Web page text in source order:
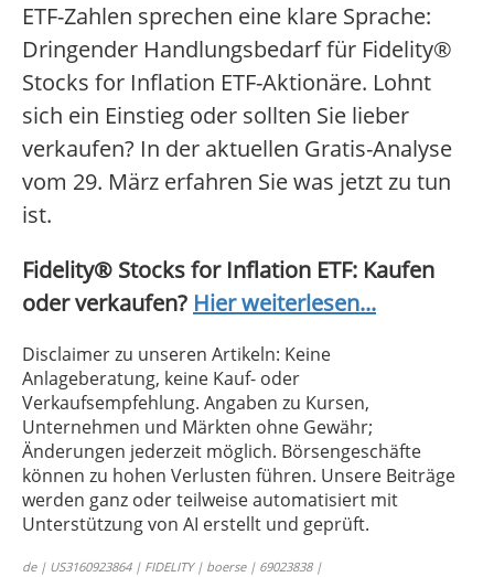
ETF-Zahlen sprechen eine klare Sprache:
Dringender Handlungsbedarf für Fidelity®
Stocks for Inflation ETF-Aktionäre. Lohnt
sich ein Einstieg oder sollten Sie lieber
verkaufen? In der aktuellen Gratis-Analyse
vom 29. März erfahren Sie was jetzt zu tun
ist.
Fidelity® Stocks for Inflation ETF: Kaufen
oder verkaufen? Hier weiterlesen...
Disclaimer zu unseren Artikeln: Keine
Anlageberatung, keine Kauf- oder
Verkaufsempfehlung. Angaben zu Kursen,
Unternehmen und Märkten ohne Gewähr;
Änderungen jederzeit möglich. Börsengeschäfte
können zu hohen Verlusten führen. Unsere Beiträge
werden ganz oder teilweise automatisiert mit
Unterstützung von AI erstellt und geprüft.
de | US3160923864 | FIDELITY | boerse | 69023838 |